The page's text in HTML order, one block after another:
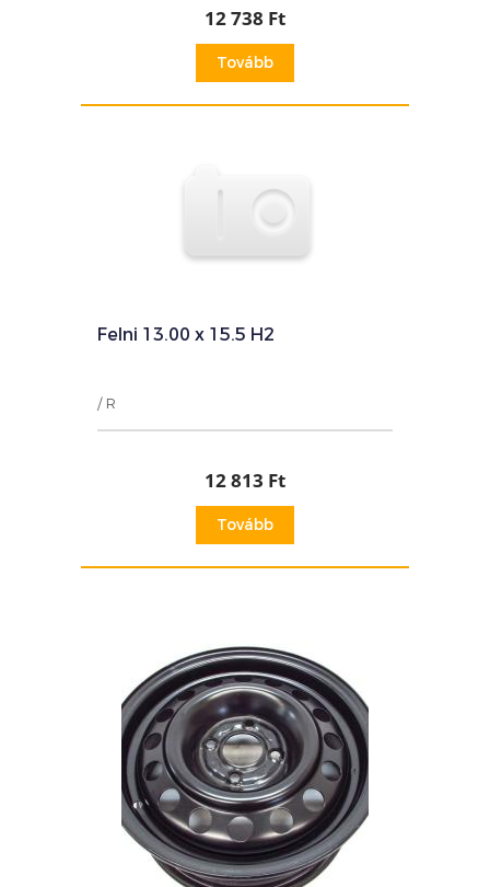
12 738 Ft
Tovább
Felni 13.00 x 15.5 H2
/ R
12 813 Ft
Tovább